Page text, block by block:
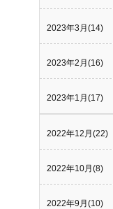
2023年3月(14)
2023年2月(16)
2023年1月(17)
2022年12月(22)
2022年10月(8)
2022年9月(10)